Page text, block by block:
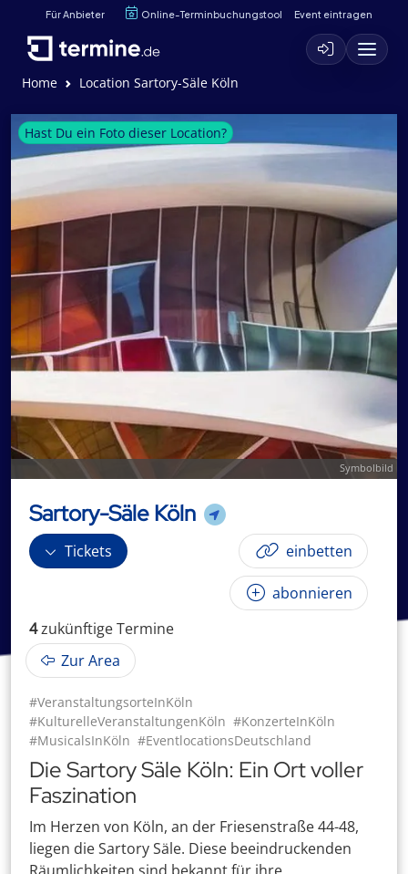
Für Anbieter Online-Terminbuchungstool Event eintragen
Home Location Sartory-Säle Köln
Symbolbild
Hast Du ein Foto dieser Location?
Sartory-Säle Köln
Tickets einbetten
abonnieren
4zukünftigeTermine
Zur Area
#VeranstaltungsorteInKöln
#KulturelleVeranstaltungenKöln #KonzerteInKöln
#MusicalsInKöln #EventlocationsDeutschland
Die Sartory Säle Köln: Ein Ort voller
Faszination
Im Herzen von Köln, an der Friesenstraße 44-48,
liegen die Sartory Säle. Diese beeindruckenden